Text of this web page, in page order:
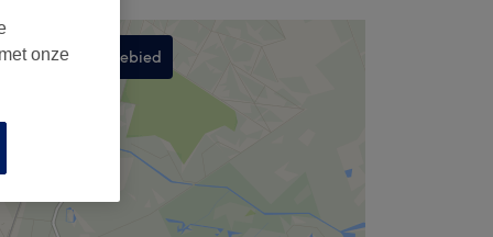
Zoek in dit gebied
onze